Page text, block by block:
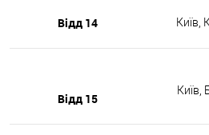
Відд 14 Київ,
Відд 15
Київ,